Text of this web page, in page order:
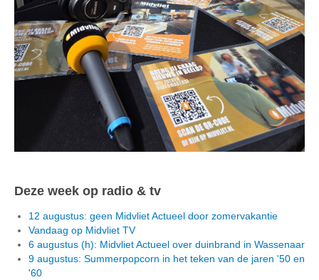
Deze week op radio & tv
12 augustus: geen Midvliet Actueel door zomervakantie
Vandaag op Midvliet TV
6 augustus (h): Midvliet Actueel over duinbrand in Wassenaar
9 augustus: Summerpopcorn in het teken van de jaren '50 en
'60